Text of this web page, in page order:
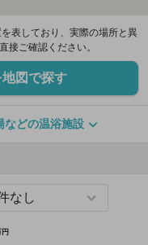
表しており、実際の場所と異
接ご確認ください。
図で探す
などの温浴施設
円